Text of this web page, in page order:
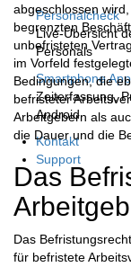
Personalcheck
Live-Übersicht
Personals
Smartphone App
Zeiterfassung,
Android
Kontakt
Support
abgeschlossen
begrenzten
unbefristeten
im Vorfeld
Bedingungen, die
befristeter
Arbeitgebern als
die Dauer und die
Das
Das
für befristete